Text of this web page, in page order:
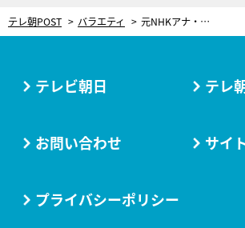
テレ朝POST バラエティ 元NHKアナ・神田愛花、選挙報道で戦慄の“読み間違い”。報道局ほぼ出禁状態に！
テレビ朝日 テレ
お問い合わせ サイ
プライバシーポリシー